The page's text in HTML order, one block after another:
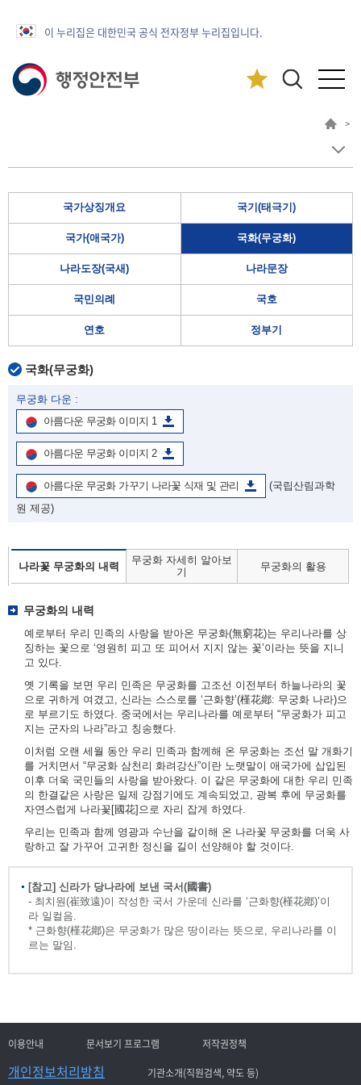
이 누리집은 대한민국 공식 전자정부 누리집입니다.
>
국가상징개요 국기(태극기)
국가(애국가) 국화(무궁화)
나라도장(국새) 나라문장
국민의례 국호
연호 정부기
국화(무궁화)
무궁화 다운 :
아름다운 무궁화 이미지 1
아름다운 무궁화 이미지 2
아름다운 무궁화 가꾸기 나라꽃 식재 및 관리
(국립산림과학
원 제공)
나라꽃 무궁화의 내력
무궁화 자세히 알아보
기
무궁화의 활용
무궁화의 내력
예로부터 우리 민족의 사랑을 받아온 무궁화(無窮花)는 우리나라를 상
징하는 꽃으로 ‘영원히 피고 또 피어서 지지 않는 꽃’이라는 뜻을 지니
고 있다.
옛 기록을 보면 우리 민족은 무궁화를 고조선 이전부터 하늘나라의 꽃
으로 귀하게 여겼고, 신라는 스스로를 ‘근화향’(槿花鄕: 무궁화 나라)으
로 부르기도 하였다. 중국에서는 우리나라를 예로부터 “무궁화가 피고
지는 군자의 나라”라고 칭송했다.
이처럼 오랜 세월 동안 우리 민족과 함께해 온 무궁화는 조선 말 개화기
를 거치면서 “무궁화 삼천리 화려강산”이란 노랫말이 애국가에 삽입된
이후 더욱 국민들의 사랑을 받아왔다. 이 같은 무궁화에 대한 우리 민족
의 한결같은 사랑은 일제 강점기에도 계속되었고, 광복 후에 무궁화를
자연스럽게 나라꽃[國花]으로 자리 잡게 하였다.
우리는 민족과 함께 영광과 수난을 같이해 온 나라꽃 무궁화를 더욱 사
랑하고 잘 가꾸어 고귀한 정신을 길이 선양해야 할 것이다.
[참고] 신라가 당나라에 보낸 국서(國書)
- 최치원(崔致遠)이 작성한 국서 가운데 신라를 ‘근화향(槿花鄕)’이
라 일컬음.
* 근화향(槿花鄕)은 무궁화가 많은 땅이라는 뜻으로, 우리나라를 이
르는 말임.
이용안내 문서보기 프로그램 저작권정책
개인정보처리방침 기관소개(직원검색, 약도 등)